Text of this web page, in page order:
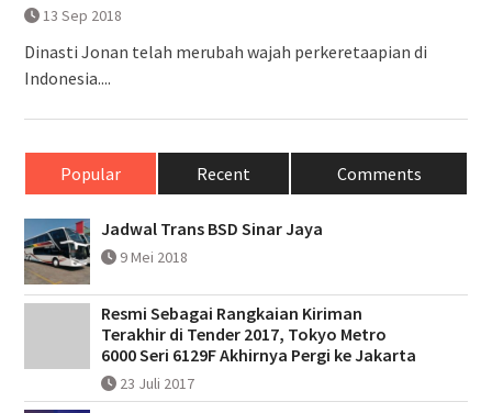
13 Sep 2018
Dinasti Jonan telah merubah wajah perkeretaapian di
Indonesia....
Popular Recent Comments
Jadwal Trans BSD Sinar Jaya
9 Mei 2018
Resmi Sebagai Rangkaian Kiriman
Terakhir di Tender 2017, Tokyo Metro
6000 Seri 6129F Akhirnya Pergi ke Jakarta
23 Juli 2017